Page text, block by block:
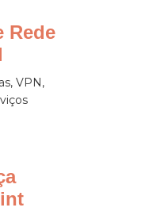
Rede
VPN,